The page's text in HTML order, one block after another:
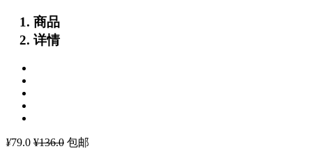
商品
详情
¥79.0 ¥136.0 包邮